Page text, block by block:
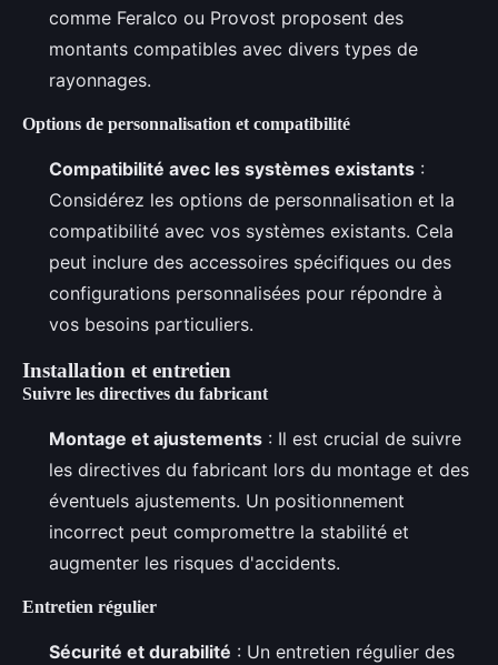
comme Feralco ou Provost proposent des
montants compatibles avec divers types de
rayonnages.
Options de personnalisation et compatibilité
Compatibilité avec les systèmes existants :
Considérez les options de personnalisation et la
compatibilité avec vos systèmes existants. Cela
peut inclure des accessoires spécifiques ou des
configurations personnalisées pour répondre à
vos besoins particuliers.
Installation et entretien
Suivre les directives du fabricant
Montage et ajustements : Il est crucial de suivre
les directives du fabricant lors du montage et des
éventuels ajustements. Un positionnement
incorrect peut compromettre la stabilité et
augmenter les risques d'accidents.
Entretien régulier
Sécurité et durabilité : Un entretien régulier des